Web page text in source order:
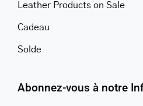
Leather Products on Sale
Cadeau
Solde
Abonnez-vous à notre